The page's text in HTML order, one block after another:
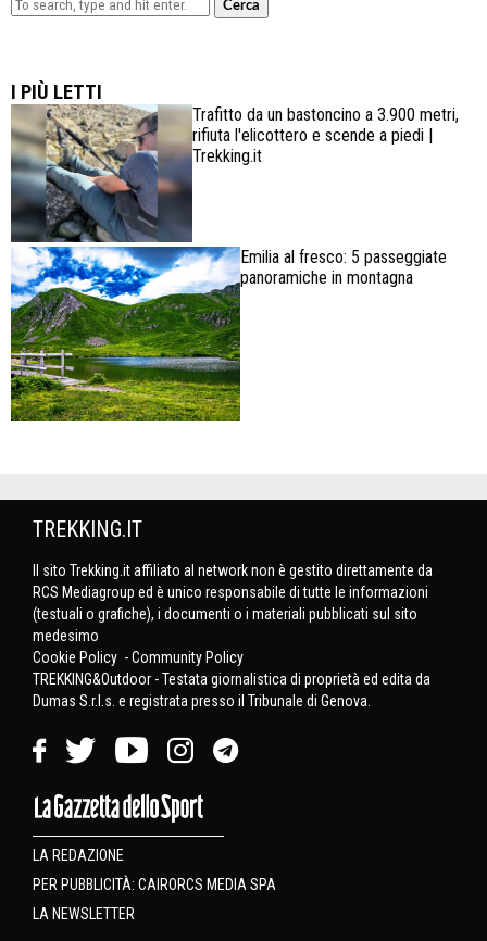
Cerca
I PIÙ LETTI
Trafitto da un bastoncino a 3.900 metri,
rifiuta l'elicottero e scende a piedi |
Trekking.it
Emilia al fresco: 5 passeggiate
panoramiche in montagna
TREKKING.IT
Il sito Trekking.it affiliato al network non è gestito direttamente da
RCS Mediagroup ed è unico responsabile di tutte le informazioni
(testuali o grafiche), i documenti o i materiali pubblicati sul sito
medesimo
Cookie Policy -Community Policy
TREKKING&Outdoor - Testata giornalistica di proprietà ed edita da
Dumas S.r.l.s. e registrata presso il Tribunale di Genova.
LA REDAZIONE
PER PUBBLICITÀ: CAIRORCS MEDIA SPA
LA NEWSLETTER